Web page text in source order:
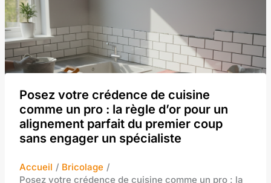
Posez votre crédence de cuisine
comme un pro : la règle d’or pour un
alignement parfait du premier coup
sans engager un spécialiste
Accueil
Bricolage
Posez votre crédence de cuisine comme un pro : la